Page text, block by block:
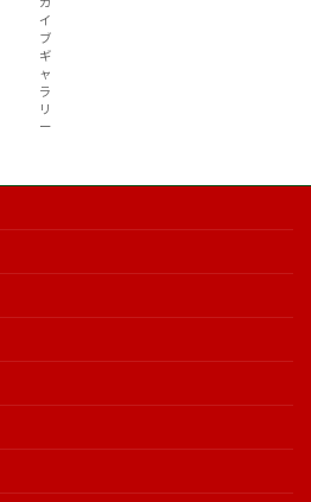
イ
ブ
ギ
ャ
ラ
リ
ー